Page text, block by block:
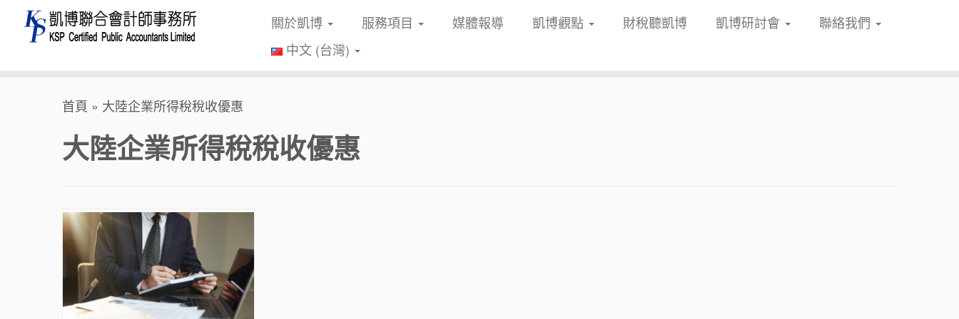
關於凱博 服務項目 媒體報導 凱博觀點 財稅聽凱博 凱博研討會
聯絡我們
中文 (台灣)
首頁 » 大陸企業所得稅稅收優惠
大陸企業所得稅稅收優惠